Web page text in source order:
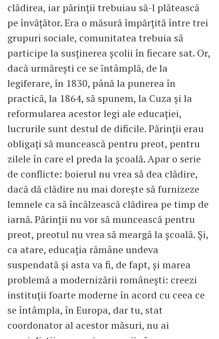
clădirea, iar părinții trebuiau să-l plătească
pe învățător. Era o măsură împărțită între trei
grupuri sociale, comunitatea trebuia să
participe la susținerea școlii în fiecare sat. Or,
dacă urmărești ce se ȋntâmplă, de la
legiferare, în 1830, până la punerea în
practică, la 1864, să spunem, la Cuza și la
reformularea acestor legi ale educației,
lucrurile sunt destul de dificile. Părinții erau
obligați să muncească pentru preot, pentru
zilele în care el preda la școală. Apar o serie
de conflicte: boierul nu vrea să dea clădire,
dacă dă clădire nu mai dorește să furnizeze
lemnele ca să încălzească clădirea pe timp de
iarnă. Părinții nu vor să muncească pentru
preot, preotul nu vrea să meargă la școală. Și,
ca atare, educația rămâne undeva
suspendată și asta va fi, de fapt, și marea
problemă a modernizării românești: creezi
instituții foarte moderne în acord cu ceea ce
se întâmpla, în Europa, dar tu, stat
coordonator al acestor măsuri, nu ai